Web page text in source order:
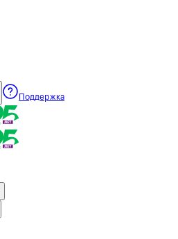
Поддержка